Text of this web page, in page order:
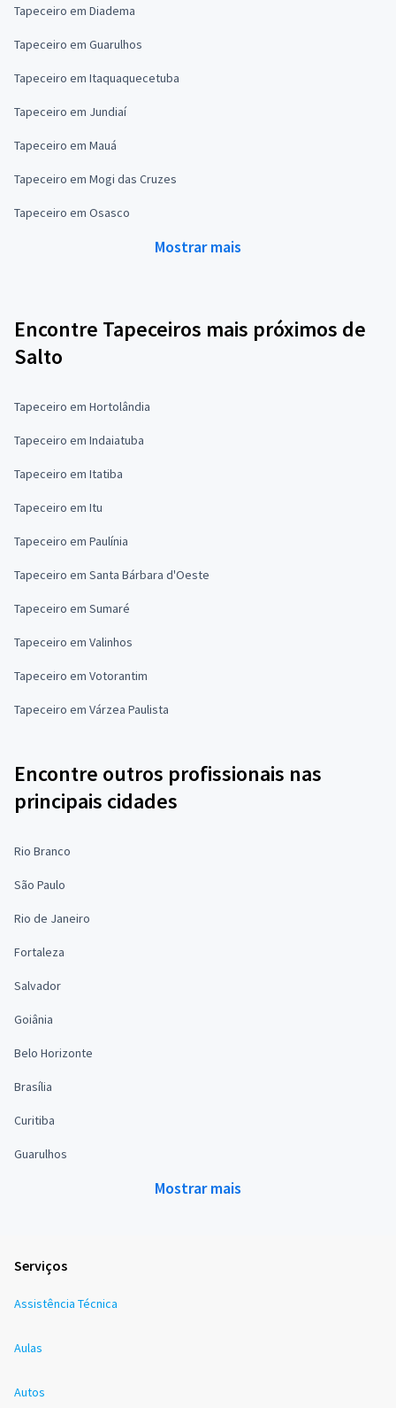
Tapeceiro em Diadema
Tapeceiro em Guarulhos
Tapeceiro em Itaquaquecetuba
Tapeceiro em Jundiaí
Tapeceiro em Mauá
Tapeceiro em Mogi das Cruzes
Tapeceiro em Osasco
Mostrar mais
Encontre Tapeceiros mais próximos de
Salto
Tapeceiro em Hortolândia
Tapeceiro em Indaiatuba
Tapeceiro em Itatiba
Tapeceiro em Itu
Tapeceiro em Paulínia
Tapeceiro em Santa Bárbara d'Oeste
Tapeceiro em Sumaré
Tapeceiro em Valinhos
Tapeceiro em Votorantim
Tapeceiro em Várzea Paulista
Encontre outros profissionais nas
principais cidades
Rio Branco
São Paulo
Rio de Janeiro
Fortaleza
Salvador
Goiânia
Belo Horizonte
Brasília
Curitiba
Guarulhos
Mostrar mais
Serviços
Assistência Técnica
Aulas
Autos